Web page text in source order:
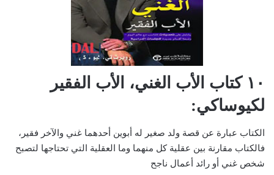
١٠ كتاب الأب الغني، الأب الفقير
لكيوساكي:
الكتاب عبارة عن قصة ولد صغير له أبوين أحدهما غني والآخر فقير،
فالكتاب مقارنة بين عقلية كل منهما وما العقلية التي تحتاجها لتصبح
شخص غني أو رائد أعمال ناجح